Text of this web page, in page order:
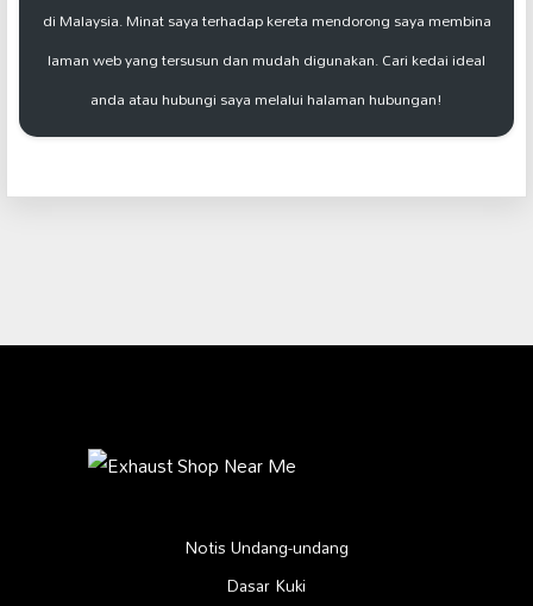
di Malaysia. Minat saya terhadap kereta mendorong saya membina
laman web yang tersusun dan mudah digunakan. Cari kedai ideal
anda atau hubungi saya melalui halaman hubungan!
Notis Undang-undang
Dasar Kuki